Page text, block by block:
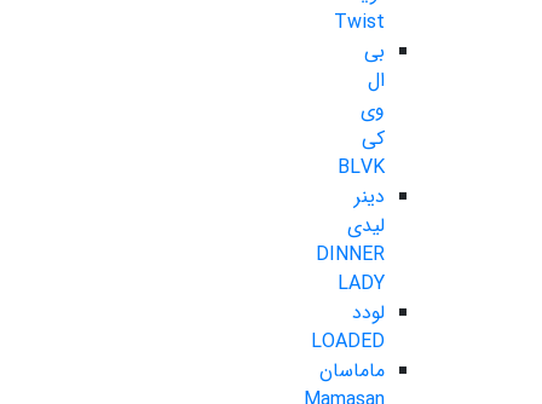
Twist
بی
ال
وی
کی
BLVK
دینر
لیدی
DINNER
LADY
لودد
LOADED
ماماسان